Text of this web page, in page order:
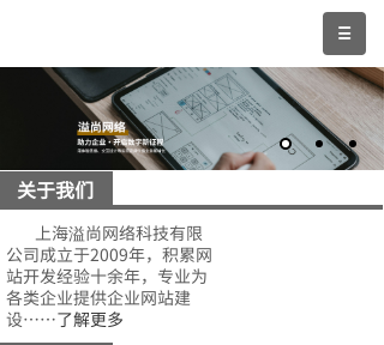
关于我们
上海溢尚网络科技有限
公司成立于2009年，积累网
站开发经验十余年，专业为
各类企业提供企业网站建
设……了解更多